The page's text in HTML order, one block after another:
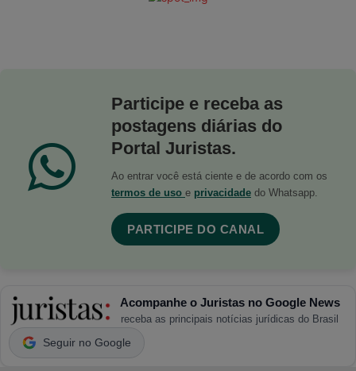
Participe e receba as
postagens diárias do
Portal Juristas.
Ao entrar você está ciente e de acordo com os
termos de uso e privacidade do Whatsapp.
PARTICIPE DO CANAL
Acompanhe o Juristas no Google News
receba as principais notícias jurídicas do Brasil
Seguir no Google